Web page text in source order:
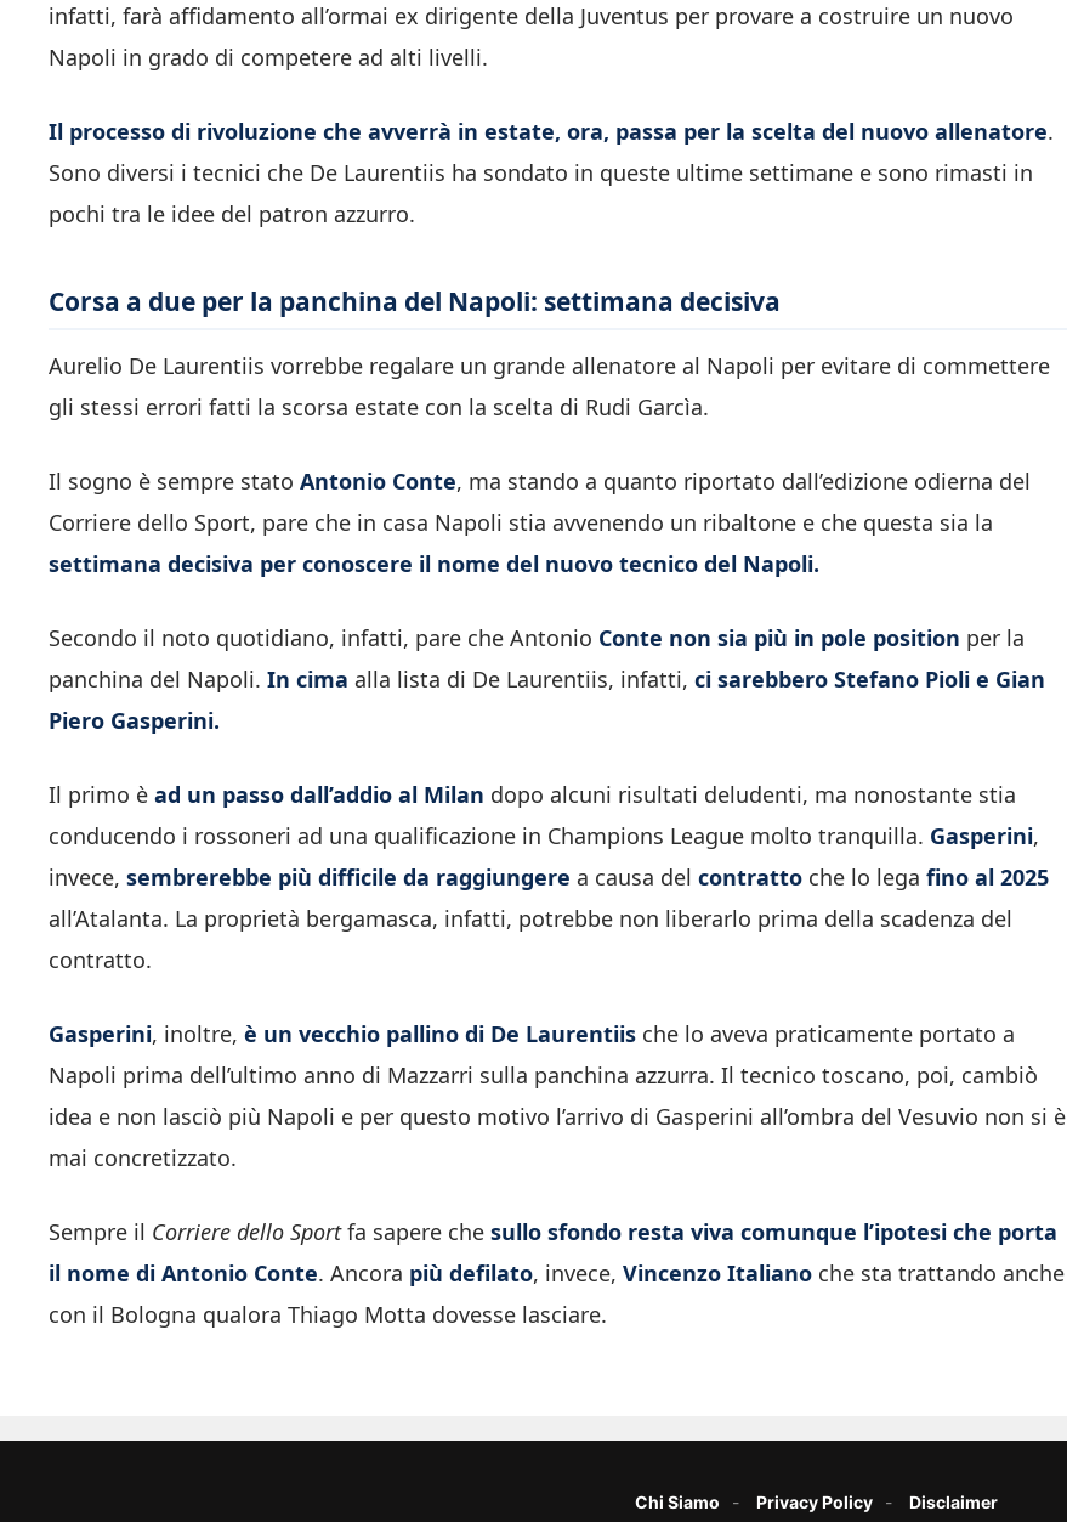
infatti, farà affidamento all’ormai ex dirigente della Juventus per provare a costruire un nuovo
Napoli in grado di competere ad alti livelli.
Il processo di rivoluzione che avverrà in estate, ora, passa per la scelta del nuovo allenatore.
Sono diversi i tecnici che De Laurentiis ha sondato in queste ultime settimane e sono rimasti in
pochi tra le idee del patron azzurro.
Corsa a due per la panchina del Napoli: settimana decisiva
Aurelio De Laurentiis vorrebbe regalare un grande allenatore al Napoli per evitare di commettere
gli stessi errori fatti la scorsa estate con la scelta di Rudi Garcìa.
Il sogno è sempre stato Antonio Conte, ma stando a quanto riportato dall’edizione odierna del
Corriere dello Sport, pare che in casa Napoli stia avvenendo un ribaltone e che questa sia la
settimana decisiva per conoscere il nome del nuovo tecnico del Napoli.
Secondo il noto quotidiano, infatti, pare che Antonio Conte non sia più in pole position per la
panchina del Napoli. In cima alla lista di De Laurentiis, infatti, ci sarebbero Stefano Pioli e Gian
Piero Gasperini.
Il primo è ad un passo dall’addio al Milan dopo alcuni risultati deludenti, ma nonostante stia
conducendo i rossoneri ad una qualificazione in Champions League molto tranquilla. Gasperini,
invece, sembrerebbe più difficile da raggiungere a causa del contratto che lo lega fino al 2025
all’Atalanta. La proprietà bergamasca, infatti, potrebbe non liberarlo prima della scadenza del
contratto.
Gasperini, inoltre, è un vecchio pallino di De Laurentiis che lo aveva praticamente portato a
Napoli prima dell’ultimo anno di Mazzarri sulla panchina azzurra. Il tecnico toscano, poi, cambiò
idea e non lasciò più Napoli e per questo motivo l’arrivo di Gasperini all’ombra del Vesuvio non si è
mai concretizzato.
Sempre il Corriere dello Sportfa sapere che sullo sfondo resta viva comunque l’ipotesi che porta
il nome di Antonio Conte. Ancora più defilato, invece, Vincenzo Italiano che sta trattando anche
con il Bologna qualora Thiago Motta dovesse lasciare.
Chi Siamo Privacy Policy Disclaimer